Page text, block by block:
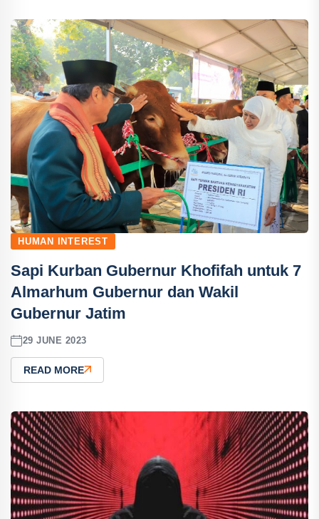
HUMAN INTEREST
Sapi Kurban Gubernur Khofifah untuk 7
Almarhum Gubernur dan Wakil
Gubernur Jatim
29 JUNE 2023
READ MORE